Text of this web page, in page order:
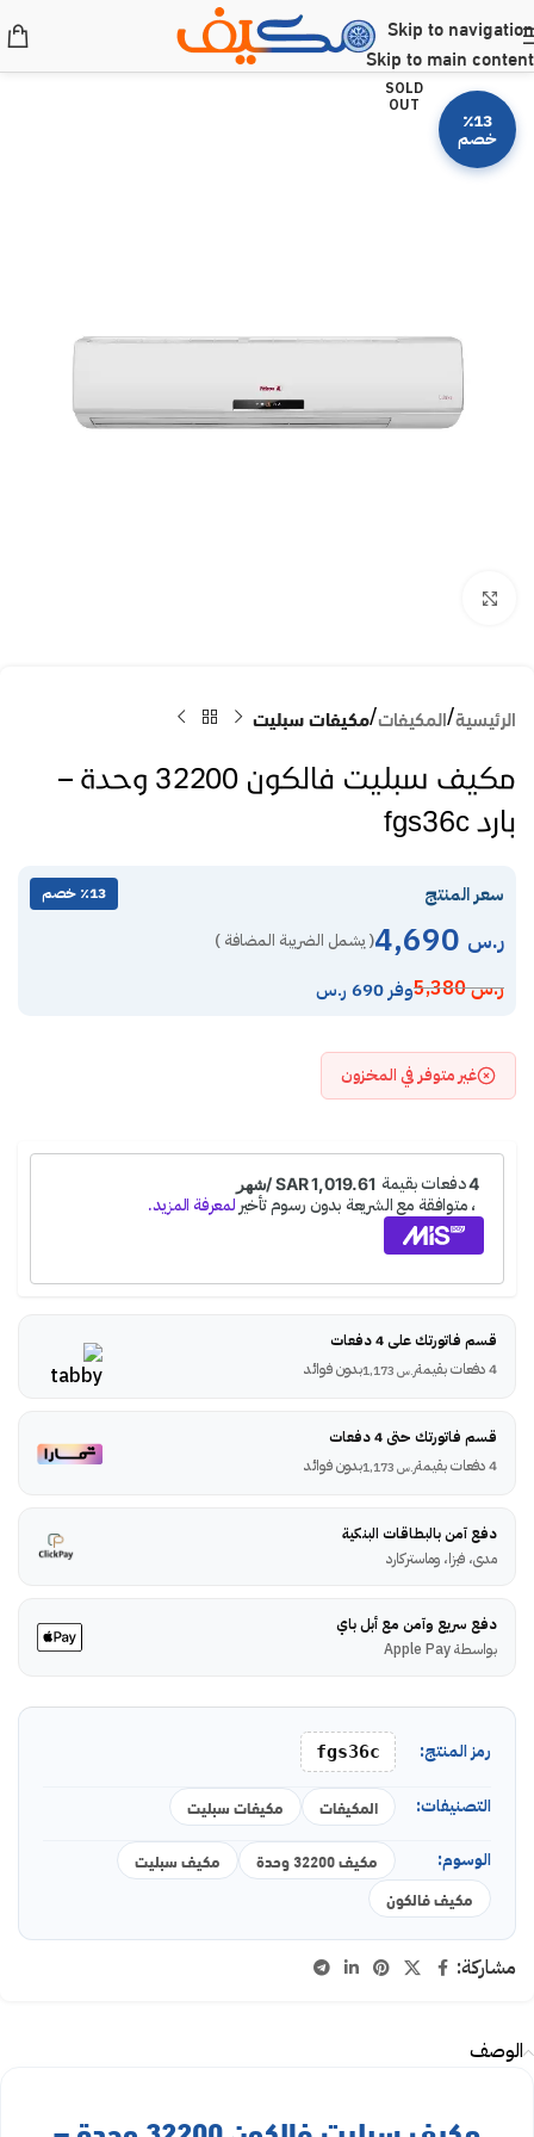
Skip to navigation
Skip to main content
SOLD
OUT
٪13
خصم
الرئيسية المكيفات مكيفات سبليت
مكيف سبليت فالكون 32200 وحدة –
بارد fgs36c
سعر المنتج ٪13 خصم
ر.س ( يشمل الضريبة المضافة )
ر.س5,380 وفر 690 ر.س
غير متوفر في المخزون
قسم فاتورتك على 4 دفعات
4 دفعات بقيمة
ر.س بدون فوائد
قسم فاتورتك حتى 4 دفعات
4 دفعات بقيمة
ر.س بدون فوائد
دفع آمن بالبطاقات البنكية
مدى، فيزا، وماستركارد
دفع سريع وآمن مع أبل باي
بواسطة Apple Pay
رمز المنتج: fgs36c
التصنيفات: المكيفات مكيفات سبليت
الوسوم: مكيف 32200 وحدة
مكيف سبليت
مكيف فالكون
مشاركة:
الوصف